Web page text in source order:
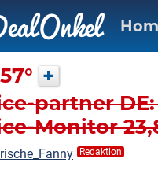
+
partner DE:
Monitor
Redaktion